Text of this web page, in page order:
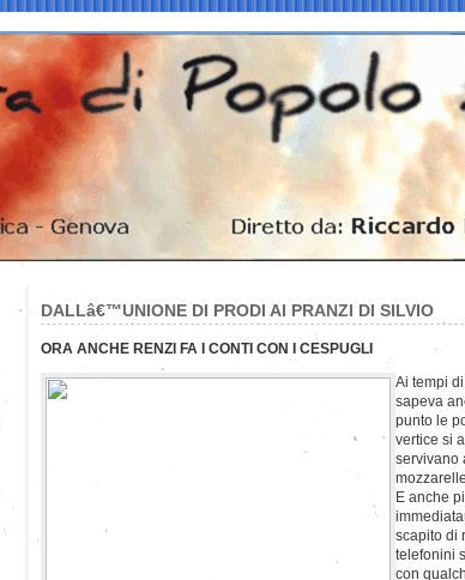
DALLâ€™UNIONE DI PRODI AI PRANZI DI SILVIO
ORA ANCHE RENZI FA I CONTI CON I CESPUGLI
Ai tempi
sapeva
punto le
vertice si
servivano
E anche
scapito di
telefonini
con